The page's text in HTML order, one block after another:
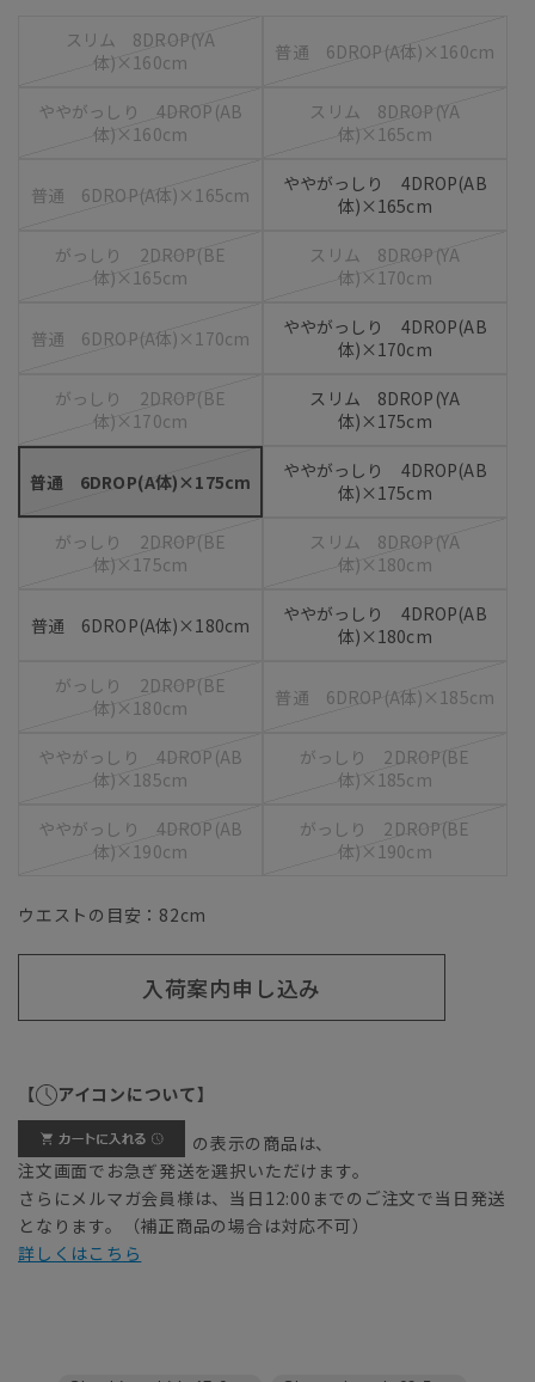
スリム 8DROP(YA
体)×160cm
普通 6DROP(A体)×160cm
ややがっしり 4DROP(AB
体)×160cm
スリム 8DROP(YA
体)×165cm
普通 6DROP(A体)×165cm
ややがっしり 4DROP(AB
体)×165cm
がっしり 2DROP(BE
体)×165cm
スリム 8DROP(YA
体)×170cm
普通 6DROP(A体)×170cm
ややがっしり 4DROP(AB
体)×170cm
がっしり 2DROP(BE
体)×170cm
スリム 8DROP(YA
体)×175cm
普通 6DROP(A体)×175cm
ややがっしり 4DROP(AB
体)×175cm
がっしり 2DROP(BE
体)×175cm
スリム 8DROP(YA
体)×180cm
普通 6DROP(A体)×180cm
ややがっしり 4DROP(AB
体)×180cm
がっしり 2DROP(BE
体)×180cm
普通 6DROP(A体)×185cm
ややがっしり 4DROP(AB
体)×185cm
がっしり 2DROP(BE
体)×185cm
ややがっしり 4DROP(AB
体)×190cm
がっしり 2DROP(BE
体)×190cm
ウエストの目安： 82cm
入荷案内申し込み
【 アイコンについて】
の表示の商品は、
注文画面でお急ぎ発送を選択いただけます。
さらにメルマガ会員様は、当日12:00までのご注文で当日発送
となります。（補正商品の場合は対応不可）
詳しくはこちら